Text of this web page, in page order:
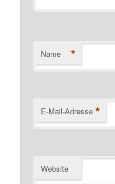
Name *
E-Mail-Adresse *
Website